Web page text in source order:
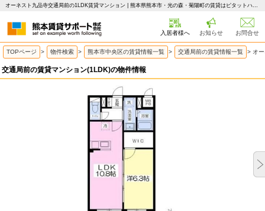
オーネスト九品寺交通局前の1LDK賃貸マンション | 熊本県熊本市・光の森・菊陽町の賃貸はピタットハウス 熊本賃貸サポート
入居者様へ お知らせ お問合せ
TOPページ > 物件検索 > 熊本市中央区の賃貸情報一覧 > 交通局前の賃貸情報一覧 > オ
交通局前の賃貸マンション(1LDK)の物件情報